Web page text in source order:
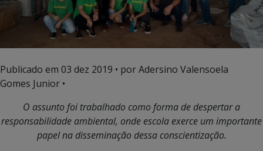
Publicado em 03 dez 2019 • por Adersino Valensoela
Gomes Junior •
O assunto foi trabalhado como forma de despertar a
responsabilidade ambiental, onde escola exerce um importante
papel na disseminação dessa conscientização.